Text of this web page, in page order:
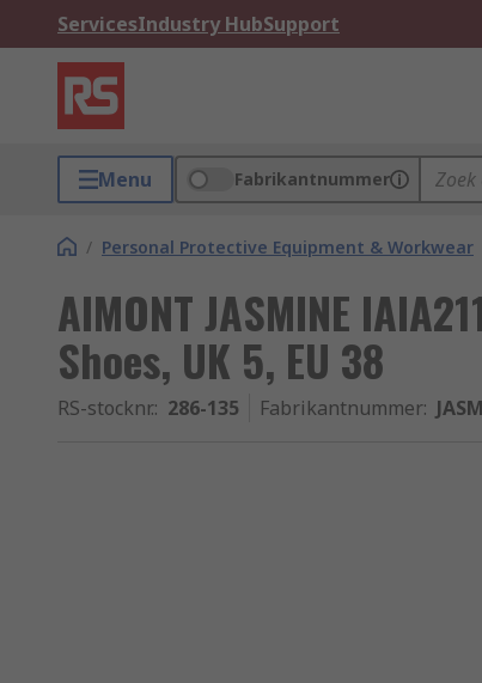
ServicesIndustry HubSupport
Menu Fabrikantnummer
/ Personal Protective Equipment & Workwear
AIMONT JASMINE
Shoes, UK 5, EU 38
RS-stocknr.: 286-135 Fabrikantnummer: